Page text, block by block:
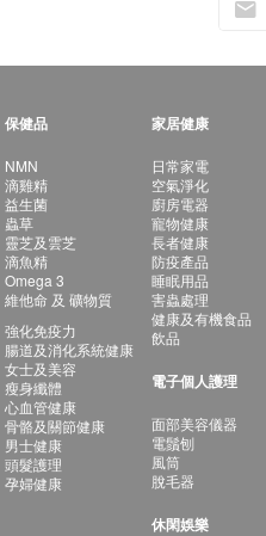
保健品
NMN
滴雞精
益生菌
蟲草
靈芝及雲芝
滴魚精
Omega 3
維他命 及 礦物質
強化免疫力
腸道及消化系統健康
女士及美容
瘦身纖體
心血管健康
骨骼及關節健康
男士健康
頭髮護理
孕婦健康
家居健康
日常家電
空氣淨化
廚房電器
寵物健康
長者健康
防疫產品
睡眠用品
害蟲處理
健康及有機食品
飲品
電子個人護理
面部美容儀器
電鬚刨
風筒
脫毛器
休閑娛樂